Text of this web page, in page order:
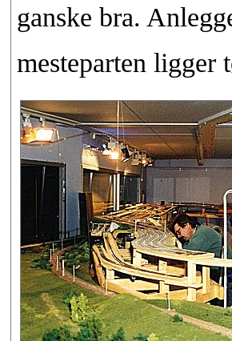
ganske bra.
mesteparten ligger